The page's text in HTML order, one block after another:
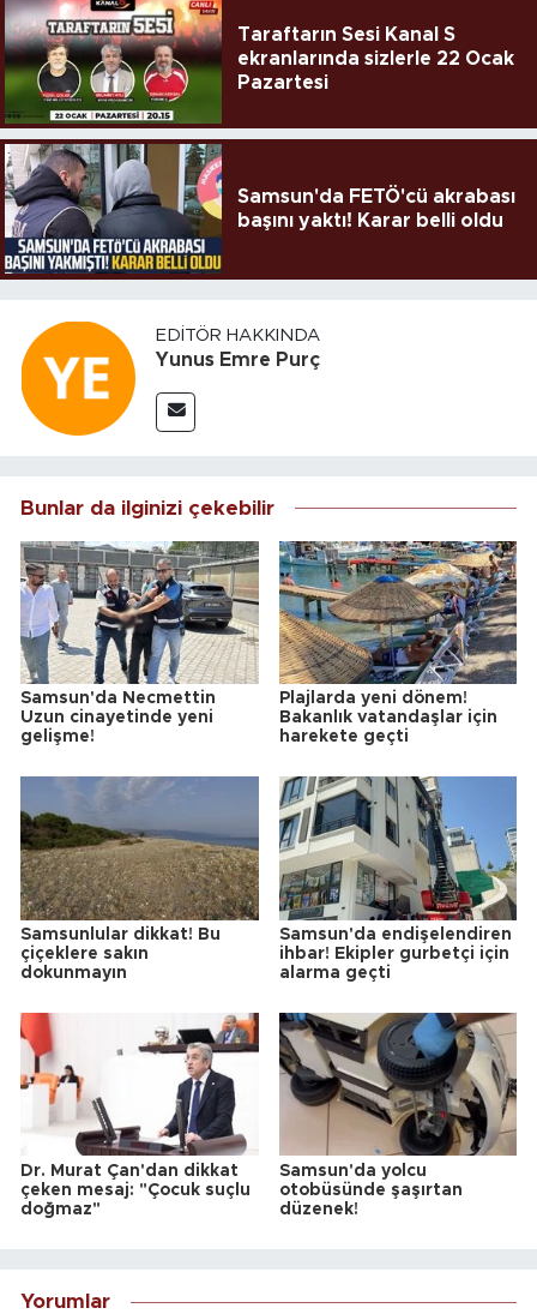
Taraftarın Sesi Kanal S
ekranlarında sizlerle 22 Ocak
Pazartesi
Samsun'da FETÖ'cü akrabası
başını yaktı! Karar belli oldu
EDITÖR HAKKINDA
Yunus Emre Purç
Bunlar da ilginizi çekebilir
Samsun'da Necmettin
Uzun cinayetinde yeni
gelişme!
Plajlarda yeni dönem!
Bakanlık vatandaşlar için
harekete geçti
Samsunlular dikkat! Bu
çiçeklere sakın
dokunmayın
Samsun'da endişelendiren
ihbar! Ekipler gurbetçi için
alarma geçti
Dr. Murat Çan'dan dikkat
çeken mesaj: "Çocuk suçlu
doğmaz"
Samsun'da yolcu
otobüsünde şaşırtan
düzenek!
Yorumlar